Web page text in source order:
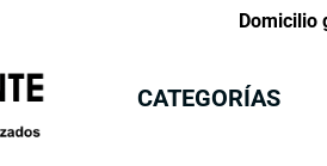
Domicilio
CATEGORÍAS